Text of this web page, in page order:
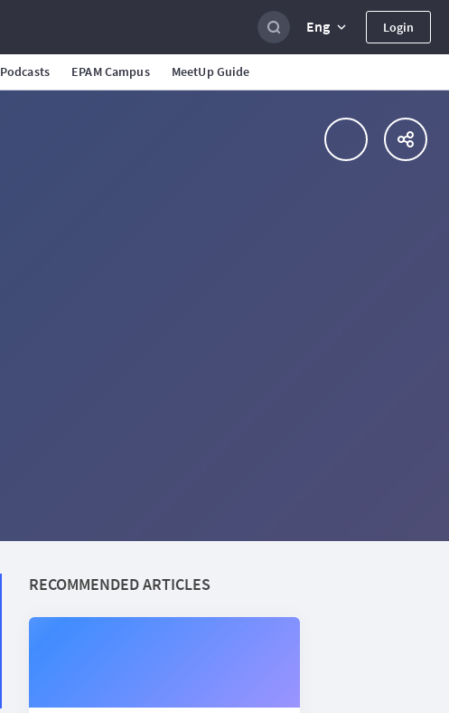
Eng Login
Podcasts EPAM Campus MeetUp Guide
RECOMMENDED ARTICLES